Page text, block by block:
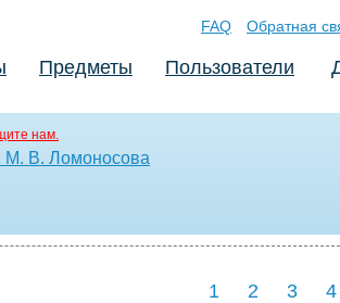
FAQ Обратная
Предметы Пользователи
нам.
М. В. Ломоносова
1 2 3 4